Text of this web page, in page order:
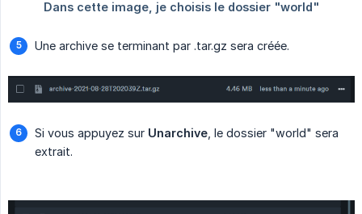
Une archive se terminant par .tar.gz sera créée.
Si vous appuyez sur Unarchive , le dossier "world" sera
extrait.